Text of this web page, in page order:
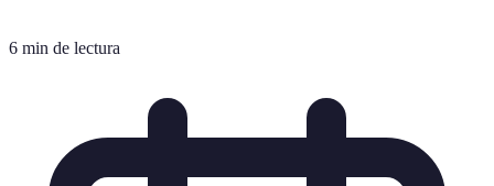
6 min de lectura